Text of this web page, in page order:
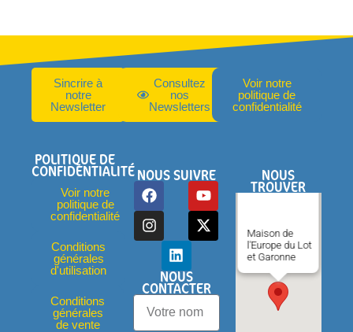
Sincrire à
notre
Newsletter
Consultez
nos
Newsletters
Voir notre
politique de
confidentialité
POLITIQUE DE
CONFIDENTIALITÉ
Voir notre
politique de
confidentialité
Conditions
générales
d'utilisation
Conditions
générales
de vente
NOUS SUIVRE
NOUS
CONTACTER
NOUS
TROUVER
Maison de
l'Europe du Lot
et Garonne